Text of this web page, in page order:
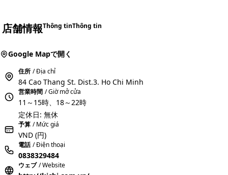
店舗情報Thông tinThông tin
Google Mapで開く
住所 / Địa chỉ
84 Cao Thang St. Dist.3. Ho Chi Minh
営業時間 / Giờ mở cửa
11～15時、18～22時
定休日: 無休
予算 / Mức giá
VND (円)
電話 / Điện thoại
0838329484
ウェブ / Website